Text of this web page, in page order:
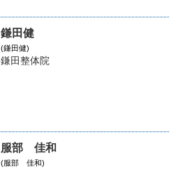
鎌田健
(鎌田健)
鎌田整体院
服部 佳和
(服部 佳和)